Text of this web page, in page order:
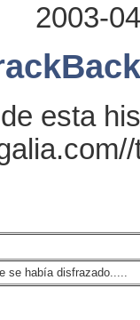
2003-
esta
se había disfrazado.....